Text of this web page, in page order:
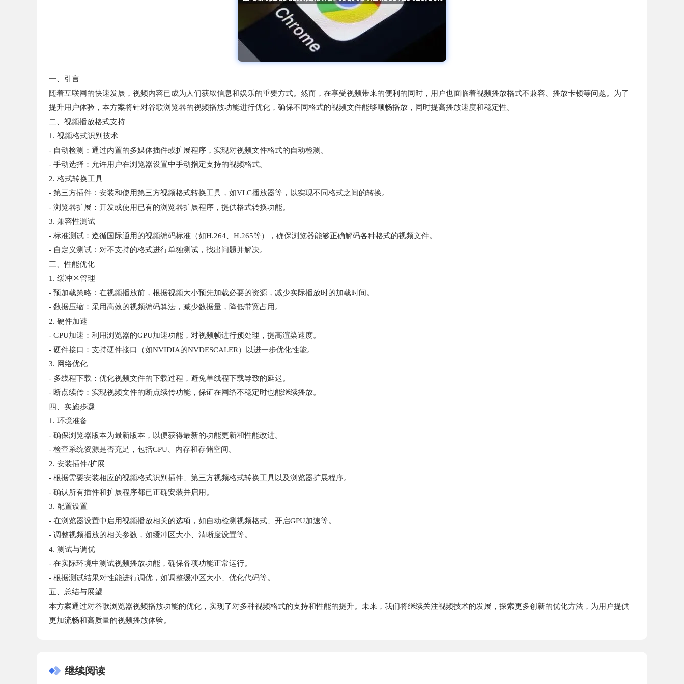
一、引言
随着互联网的快速发展，视频内容已成为人们获取信息和娱乐的重要方式。然而，在享受视频带来的便利的同时，用户也面临着视频播放格式不兼容、播放卡顿等问题。为了
提升用户体验，本方案将针对谷歌浏览器的视频播放功能进行优化，确保不同格式的视频文件能够顺畅播放，同时提高播放速度和稳定性。
二、视频播放格式支持
1. 视频格式识别技术
- 自动检测：通过内置的多媒体插件或扩展程序，实现对视频文件格式的自动检测。
- 手动选择：允许用户在浏览器设置中手动指定支持的视频格式。
2. 格式转换工具
- 第三方插件：安装和使用第三方视频格式转换工具，如VLC播放器等，以实现不同格式之间的转换。
- 浏览器扩展：开发或使用已有的浏览器扩展程序，提供格式转换功能。
3. 兼容性测试
- 标准测试：遵循国际通用的视频编码标准（如H.264、H.265等），确保浏览器能够正确解码各种格式的视频文件。
- 自定义测试：对不支持的格式进行单独测试，找出问题并解决。
三、性能优化
1. 缓冲区管理
- 预加载策略：在视频播放前，根据视频大小预先加载必要的资源，减少实际播放时的加载时间。
- 数据压缩：采用高效的视频编码算法，减少数据量，降低带宽占用。
2. 硬件加速
- GPU加速：利用浏览器的GPU加速功能，对视频帧进行预处理，提高渲染速度。
- 硬件接口：支持硬件接口（如NVIDIA的NVDESCALER）以进一步优化性能。
3. 网络优化
- 多线程下载：优化视频文件的下载过程，避免单线程下载导致的延迟。
- 断点续传：实现视频文件的断点续传功能，保证在网络不稳定时也能继续播放。
四、实施步骤
1. 环境准备
- 确保浏览器版本为最新版本，以便获得最新的功能更新和性能改进。
- 检查系统资源是否充足，包括CPU、内存和存储空间。
2. 安装插件/扩展
- 根据需要安装相应的视频格式识别插件、第三方视频格式转换工具以及浏览器扩展程序。
- 确认所有插件和扩展程序都已正确安装并启用。
3. 配置设置
- 在浏览器设置中启用视频播放相关的选项，如自动检测视频格式、开启GPU加速等。
- 调整视频播放的相关参数，如缓冲区大小、清晰度设置等。
4. 测试与调优
- 在实际环境中测试视频播放功能，确保各项功能正常运行。
- 根据测试结果对性能进行调优，如调整缓冲区大小、优化代码等。
五、总结与展望
本方案通过对谷歌浏览器视频播放功能的优化，实现了对多种视频格式的支持和性能的提升。未来，我们将继续关注视频技术的发展，探索更多创新的优化方法，为用户提供
更加流畅和高质量的视频播放体验。
继续阅读